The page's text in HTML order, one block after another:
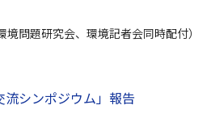
境問題研究会、環境記者会同時配付）
流シンポジウム」報告